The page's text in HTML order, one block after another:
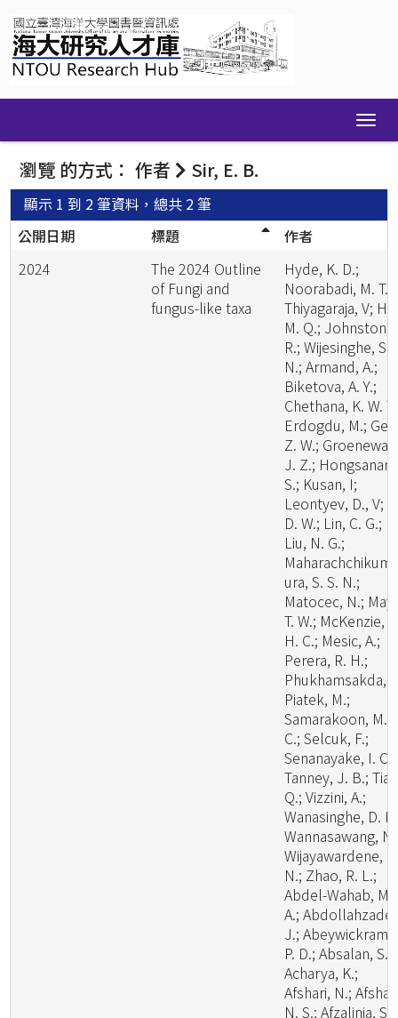
navigation
瀏覽 的方式： 作者 Sir, E. B.
顯示 1 到 2 筆資料，總共 2 筆
公開日期
標題
作者
2024
The 2024 Outline
of Fungi and
fungus-like taxa
Hyde, K. D.;
Noorabadi, M. T.;
Thiyagaraja, V;
M. Q.; Johnston,
R.; Wijesinghe, S.
N.; Armand, A.;
Biketova, A. Y.;
Chethana, K. W.
Erdogdu, M.; Ge,
Z. W.;
J. Z.; Hongsanan,
S.; Kusan, I;
Leontyev, D., V;
D. W.; Lin, C. G.;
Liu, N. G.;
ura, S. S. N.;
Matocec, N.; May,
T. W.; McKenzie,
H. C.; Mesic, A.;
Perera, R. H.;
Phukhamsakda,
Piatek, M.;
Samarakoon, M.
C.; Selcuk, F.;
Senanayake, I. C.;
Tanney, J. B.;
Q.; Vizzini, A.;
Wanasinghe, D.
Wannasawang,
Wijayawardene,
N.; Zhao, R. L.;
Abdel-Wahab, M.
A.;
J.;
P. D.; Absalan, S.;
Acharya, K.;
Afshari, N.;
N. S.; Afzalinia, S.;